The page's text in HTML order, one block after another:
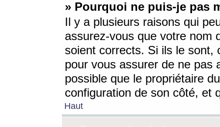
» Pourquoi ne puis-je pas
Il y a plusieurs raisons qui
assurez-vous que votre nom
soient corrects. Si ils le sont,
pour vous assurer de ne pas
possible que le propriétaire
configuration de son côté, et
Haut